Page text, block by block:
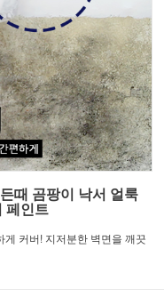
때 곰팡이 낙서 얼룩
페인트
커버! 지저분한 벽면을 깨끗